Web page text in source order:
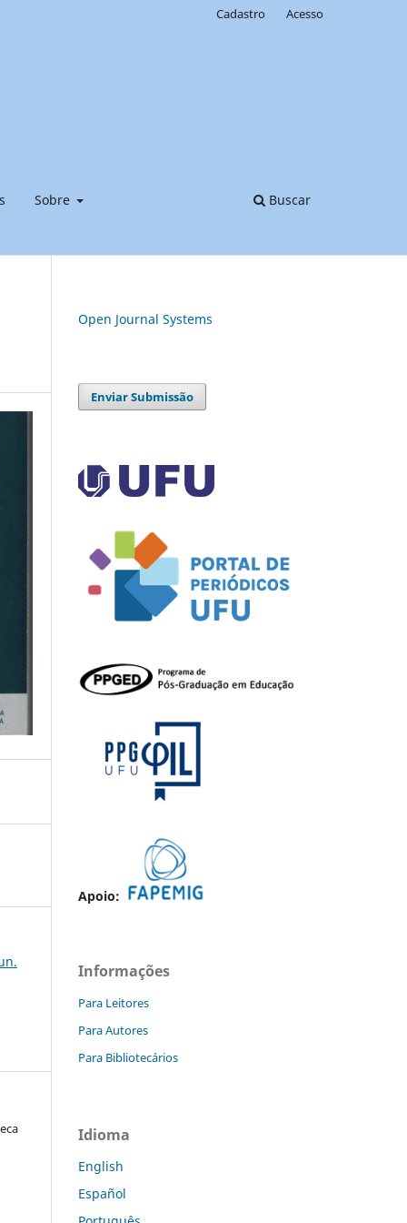
Sobre Buscar
Cadastro Acesso
Open Journal Systems
Enviar Submissão
Apoio:
Informações
Para Leitores
Para Autores
Para Bibliotecários
Idioma
English
Español